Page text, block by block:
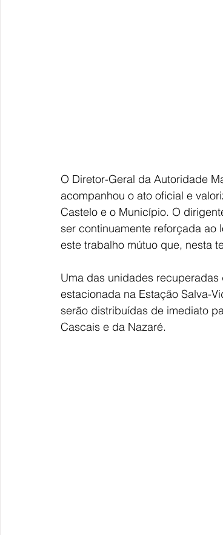
O Diretor-Geral da Autoridade
acompanhou o ato oficial e
Castelo e o Município. O
ser continuamente reforçada
este trabalho mútuo que, nesta
Uma das unidades
estacionada na Estação Salva-
serão distribuídas de imediato
Cascais e da Nazaré.